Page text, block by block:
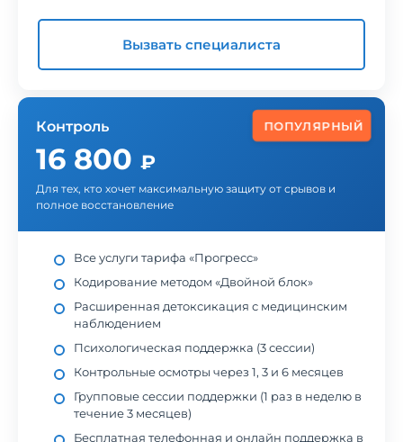
Вызвать специалиста
ПОПУЛЯРНЫЙ
Контроль
16 800 ₽
Для тех, кто хочет максимальную защиту от срывов и
полное восстановление
Все услуги тарифа «Прогресс»
Кодирование методом «Двойной блок»
Расширенная детоксикация с медицинским
наблюдением
Психологическая поддержка (3 сессии)
Контрольные осмотры через 1, 3 и 6 месяцев
Групповые сессии поддержки (1 раз в неделю в
течение 3 месяцев)
Бесплатная телефонная и онлайн поддержка в